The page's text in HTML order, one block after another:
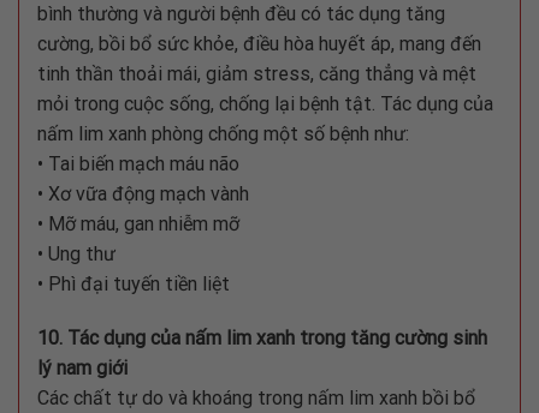
bình thường và người bệnh đều có tác dụng tăng
cường, bồi bổ sức khỏe, điều hòa huyết áp, mang đến
tinh thần thoải mái, giảm stress, căng thẳng và mệt
mỏi trong cuộc sống, chống lại bệnh tật. Tác dụng của
nấm lim xanh phòng chống một số bệnh như:
• Tai biến mạch máu não
• Xơ vữa động mạch vành
• Mỡ máu, gan nhiễm mỡ
• Ung thư
• Phì đại tuyến tiền liệt
10. Tác dụng của nấm lim xanh trong tăng cường sinh
lý nam giới
Các chất tự do và khoáng trong nấm lim xanh bồi bổ